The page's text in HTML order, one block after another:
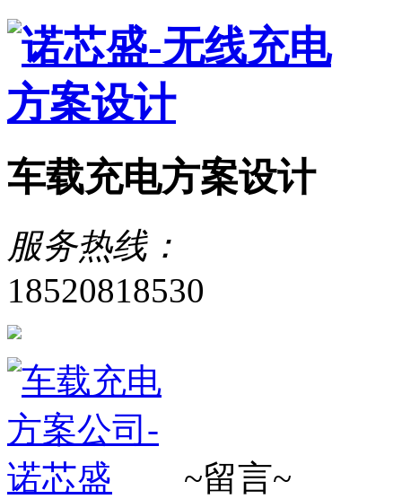
车载充电方案设计
服务热线：
18520818530
~留言~